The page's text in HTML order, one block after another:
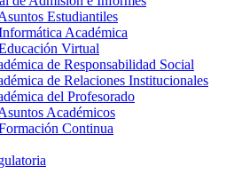
Estudiantiles
Académica
Virtual
de Responsabilidad Social
de Relaciones Institucionales
del Profesorado
Académicos
Continua